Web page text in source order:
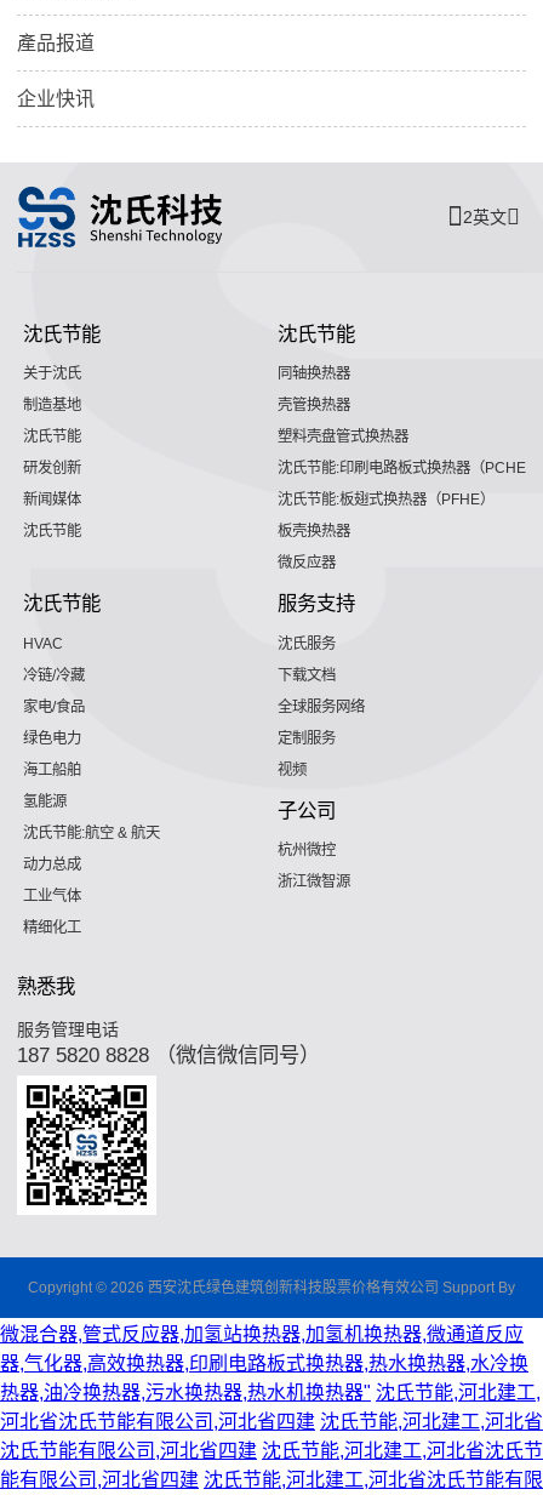
產品报道
企业快讯
2英文
沈氏节能
关于沈氏
制造基地
沈氏节能
研发创新
新闻媒体
沈氏节能
沈氏节能
同轴换热器
壳管换热器
塑料壳盘管式换热器
沈氏节能:印刷电路板式换热器（PCHE）
沈氏节能:板翅式换热器（PFHE）
板壳换热器
微反应器
沈氏节能
HVAC
冷链/冷藏
家电/食品
绿色电力
海工船舶
氢能源
沈氏节能:航空 & 航天
动力总成
工业气体
精细化工
服务支持
沈氏服务
下载文档
全球服务网络
定制服务
视频
子公司
杭州微控
浙江微智源
熟悉我
服务管理电话
187 5820 8828 （微信微信同号）
Copyright © 2026 西安沈氏绿色建筑创新科技股票价格有效公司 Support By
微混合器,管式反应器,加氢站换热器,加氢机换热器,微通道反应
器,气化器,高效换热器,印刷电路板式换热器,热水换热器,水冷换
热器,油冷换热器,污水换热器,热水机换热器" 沈氏节能,河北建工,
河北省沈氏节能有限公司,河北省四建 沈氏节能,河北建工,河北省
沈氏节能有限公司,河北省四建 沈氏节能,河北建工,河北省沈氏节
能有限公司,河北省四建 沈氏节能,河北建工,河北省沈氏节能有限